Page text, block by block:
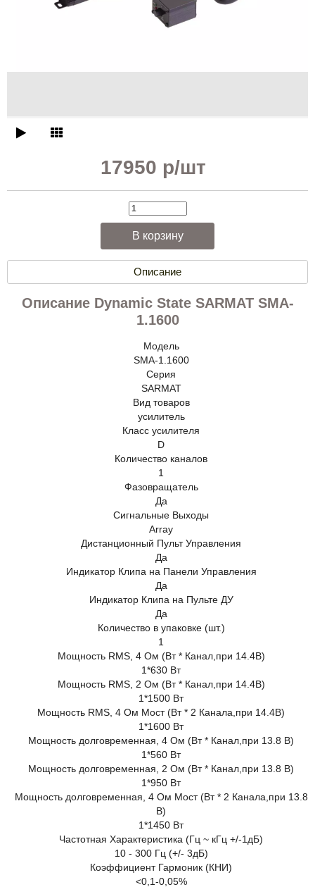
17950 р/шт
Описание
Описание Dynamic State SARMAT SMA-
1.1600
Модель
SMA-1.1600
Серия
SARMAT
Вид товаров
усилитель
Класс усилителя
D
Количество каналов
1
Фазовращатель
Да
Сигнальные Выходы
Array
Дистанционный Пульт Управления
Да
Индикатор Клипа на Панели Управления
Да
Индикатор Клипа на Пульте ДУ
Да
Количество в упаковке (шт.)
1
Мощность RMS, 4 Ом (Вт * Канал,при 14.4В)
1*630 Вт
Мощность RMS, 2 Ом (Вт * Канал,при 14.4В)
1*1500 Вт
Мощность RMS, 4 Ом Мост (Вт * 2 Канала,при 14.4В)
1*1600 Вт
Мощность долговременная, 4 Ом (Вт * Канал,при 13.8 В)
1*560 Вт
Мощность долговременная, 2 Ом (Вт * Канал,при 13.8 В)
1*950 Вт
Мощность долговременная, 4 Ом Мост (Вт * 2 Канала,при 13.8
В)
1*1450 Вт
Частотная Характеристика (Гц ~ кГц +/-1дБ)
10 - 300 Гц (+/- 3дБ)
Коэффициент Гармоник (КНИ)
<0,1-0,05%